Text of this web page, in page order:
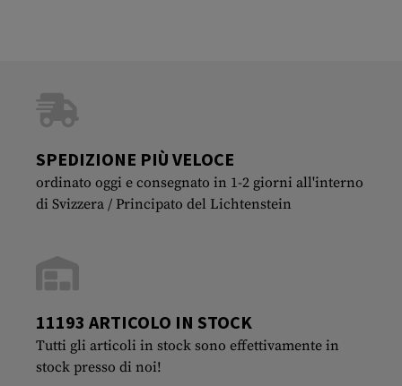
SPEDIZIONE PIÙ VELOCE
ordinato oggi e consegnato in 1-2 giorni all'interno
di Svizzera / Principato del Lichtenstein
11193 ARTICOLO IN STOCK
Tutti gli articoli in stock sono effettivamente in
stock presso di noi!